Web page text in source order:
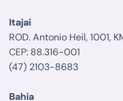
Itajaí
ROD. Antonio Heil, 1001,
CEP: 88.316-001
(47) 2103-8683
Bahia